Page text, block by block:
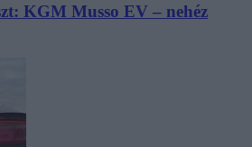
KGM Musso EV – nehéz